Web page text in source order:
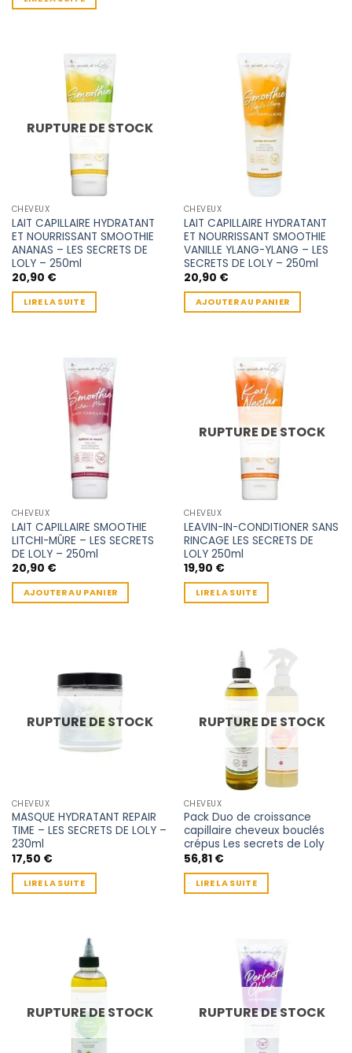
RUPTURE DE STOCK
CHEVEUX
LAIT CAPILLAIRE HYDRATANT
ET NOURRISSANT SMOOTHIE
ANANAS – LES SECRETS DE
LOLY – 250ml
20,90 €
LIRE LA SUITE
CHEVEUX
LAIT CAPILLAIRE HYDRATANT
ET NOURRISSANT SMOOTHIE
VANILLE YLANG-YLANG – LES
SECRETS DE LOLY – 250ml
20,90 €
AJOUTER AU PANIER
CHEVEUX
LAIT CAPILLAIRE SMOOTHIE
LITCHI-MÛRE – LES SECRETS
DE LOLY – 250ml
20,90 €
AJOUTER AU PANIER
RUPTURE DE STOCK
CHEVEUX
LEAVIN-IN-CONDITIONER SANS
RINCAGE LES SECRETS DE
LOLY 250ml
19,90 €
LIRE LA SUITE
RUPTURE DE STOCK
CHEVEUX
MASQUE HYDRATANT REPAIR
TIME – LES SECRETS DE LOLY –
230ml
17,50 €
LIRE LA SUITE
RUPTURE DE STOCK
CHEVEUX
Pack Duo de croissance
capillaire cheveux bouclés
crépus Les secrets de Loly
56,81 €
LIRE LA SUITE
RUPTURE DE STOCK RUPTURE DE STOCK